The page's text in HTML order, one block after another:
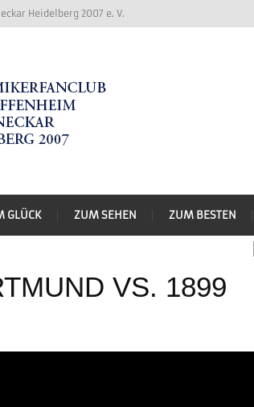
Heidelberg 2007 e. V.
GLÜCK ZUM SEHEN ZUM BESTEN
VS. 1899